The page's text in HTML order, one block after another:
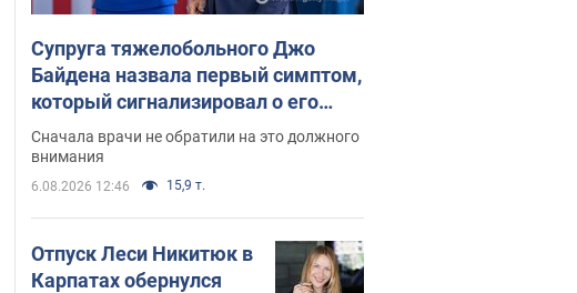
Супруга тяжелобольного Джо
Байдена назвала первый симптом,
который сигнализировал о его
"агрессивном" раке
Сначала врачи не обратили на это должного
внимания
6.08.2026 12:46 15,9 т.
Отпуск Леси Никитюк в
Карпатах обернулся